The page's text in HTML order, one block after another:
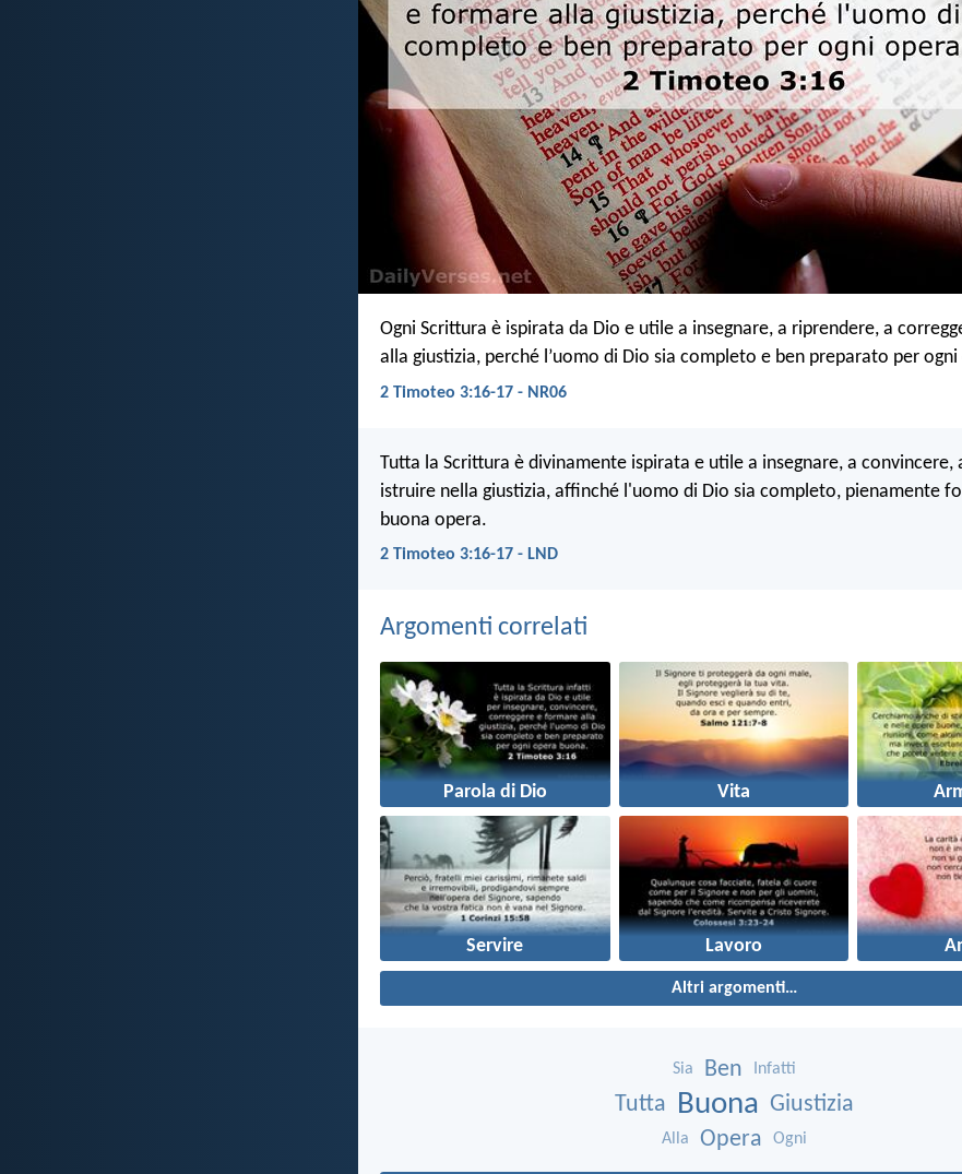
Ogni Scrittura è ispirata da Dio e utile a insegnare, a riprendere, a
alla giustizia, perché l’uomo di Dio sia completo e ben preparato per
2 Timoteo 3:16-17 - NR06
Tutta la Scrittura è divinamente ispirata e utile a insegnare, a convincere,
istruire nella giustizia, affinché l'uomo di Dio sia completo, pienamente
buona opera.
2 Timoteo 3:16-17 - LND
Argomenti correlati
Parola di Dio Vita
Servire Lavoro
Altri argomenti…
Sia Ben Infatti
Tutta Buona Giustizia
Alla Opera Ogni